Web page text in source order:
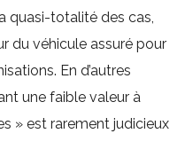
quasi-totalité des cas,
du véhicule assuré pour
En d’autres
une faible valeur à
» est rarement judicieux